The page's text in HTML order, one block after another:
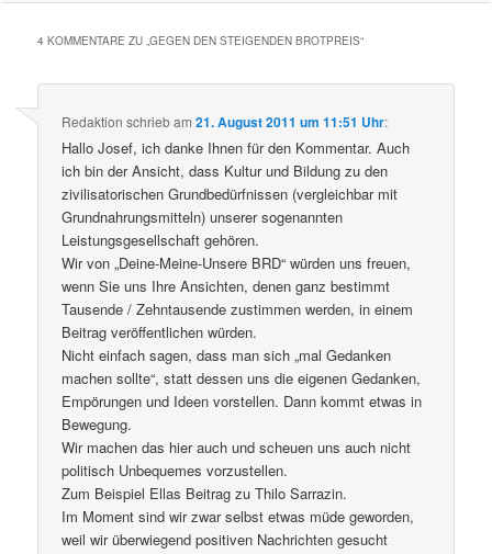
4 KOMMENTARE ZU „GEGEN DEN STEIGENDEN BROTPREIS“
Redaktion schriebam21. August 2011 um 11:51 Uhr:
Hallo Josef, ich danke Ihnen für den Kommentar. Auch
ich bin der Ansicht, dass Kultur und Bildung zu den
zivilisatorischen Grundbedürfnissen (vergleichbar mit
Grundnahrungsmitteln) unserer sogenannten
Leistungsgesellschaft gehören.
Wir von „Deine-Meine-Unsere BRD“ würden uns freuen,
wenn Sie uns Ihre Ansichten, denen ganz bestimmt
Tausende / Zehntausende zustimmen werden, in einem
Beitrag veröffentlichen würden.
Nicht einfach sagen, dass man sich „mal Gedanken
machen sollte“, statt dessen uns die eigenen Gedanken,
Empörungen und Ideen vorstellen. Dann kommt etwas in
Bewegung.
Wir machen das hier auch und scheuen uns auch nicht
politisch Unbequemes vorzustellen.
Zum Beispiel Ellas Beitrag zu Thilo Sarrazin.
Im Moment sind wir zwar selbst etwas müde geworden,
weil wir überwiegend positiven Nachrichten gesucht